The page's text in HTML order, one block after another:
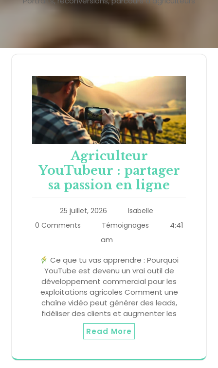
Agriculteur
YouTubeur : partager
sa passion en ligne
25 juillet, 2026
Isabelle
0 Comments
Témoignages
4:41
am
Ce que tu vas apprendre : Pourquoi
YouTube est devenu un vrai outil de
développement commercial pour les
exploitations agricoles Comment une
chaîne vidéo peut générer des leads,
fidéliser des clients et augmenter les
Read More